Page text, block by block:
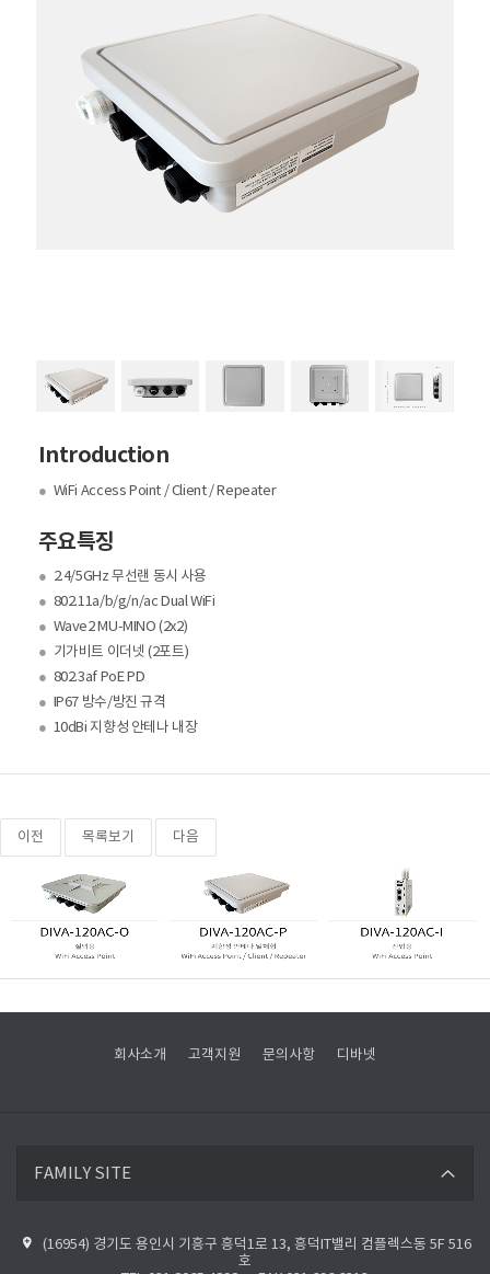
Introduction
● WiFi Access Point / Client / Repeater
주요특징
● 2.4/5GHz 무선랜 동시 사용
● 802.11a/b/g/n/ac Dual WiFi
● Wave2 MU-MINO (2x2)
● 기가비트 이더넷 (2포트)
● 802.3af PoE PD
● IP67 방수/방진 규격
● 10dBi 지향성 안테나 내장
이전 목록보기 다음
회사소개 고객지원 문의사항 디바넷
FAMILY SITE
디바넷 바로가기
디바넷 블로그 바로가기
(16954) 경기도 용인시 기흥구 흥덕1로 13, 흥덕IT밸리 컴플렉스동 5F 516
호